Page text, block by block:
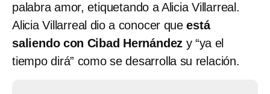
palabra amor, etiquetando a Alicia Villarreal.
Alicia Villarreal dio a conocer queestá
saliendo con Cibad Hernández y “ya el
tiempo dirá” como se desarrolla su relación.